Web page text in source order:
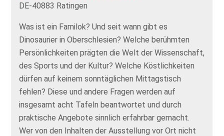
DE-40883 Ratingen
Was ist ein Familok? Und seit wann gibt es
Dinosaurier in Oberschlesien? Welche berühmten
Persönlichkeiten prägten die Welt der Wissenschaft,
des Sports und der Kultur? Welche Köstlichkeiten
dürfen auf keinem sonntäglichen Mittagstisch
fehlen? Diese und andere Fragen werden auf
insgesamt acht Tafeln beantwortet und durch
praktische Angebote sinnlich erfahrbar gemacht.
Wer von den Inhalten der Ausstellung vor Ort nicht